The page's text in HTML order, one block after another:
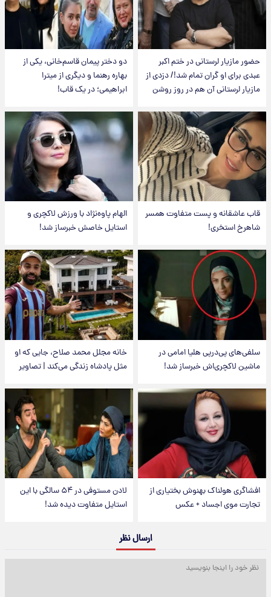
حضور مازیار لرستانی در ختم اکبر
عبدی برای او گران تمام شد!/ دزدی از
مازیار لرستانی آن هم در روز روشن
دو دختر پیمان قاسم‌خانی، یکی از
بهاره رهنما و دیگری از میترا
ابراهیمی؛ در یک قاب!
قاب عاشقانه و پست متفاوت همسر
شاهرخ استخری!
الهام پاوه‌نژاد با ورزش لاکچری و
استایل خاصش خبرساز شد!
سلفی‌های پی‌درپی هلیا امامی در
ماشین لاکچری‌اش خبرساز شد!
خانه مجلل محمد صلاح، جایی که او
مثل پادشاه زندگی می‌کند | تصاویر
افشاگری هولناک بهنوش بختیاری از
تجارت موی اجساد + عکس
لادن مستوفی در ۵۴ سالگی با این
استایل متفاوت دیده شد!
ارسال نظر